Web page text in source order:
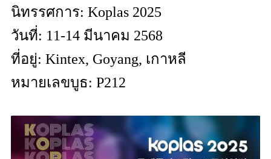
นิทรรศการ: Koplas 2025
วันที่: 11-14 มีนาคม 2568
ที่อยู่: Kintex, Goyang, เกาหลี
หมายเลขบูธ: P212